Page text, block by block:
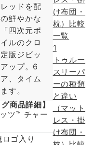
ッドを配
鮮やかな
四次元ポ
ルのクロ
版ジビッ
ップ。6
、タイム
す。
商品詳細】
ツ™ チャー
ゴ入り
1
トゥルー
スリーパ
ーの種類
と違い
（マット
レス・掛
け布団・